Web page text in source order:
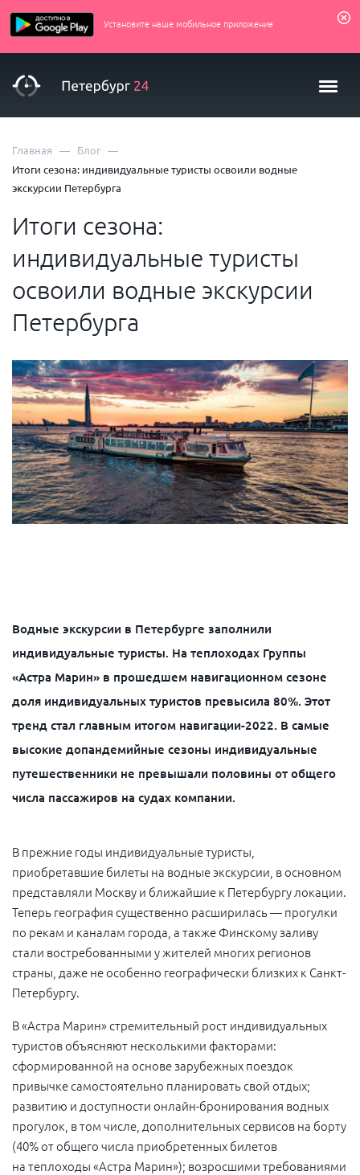
Установите наше мобильное приложение
Главная — Блог —
Итоги сезона: индивидуальные туристы освоили водные
экскурсии Петербурга
Итоги сезона:
индивидуальные туристы
освоили водные экскурсии
Петербурга
Водные экскурсии в Петербурге заполнили
индивидуальные туристы. На теплоходах Группы
«Астра Марин» в прошедшем навигационном сезоне
доля индивидуальных туристов превысила 80%. Этот
тренд стал главным итогом навигации-2022. В самые
высокие допандемийные сезоны индивидуальные
путешественники не превышали половины от общего
числа пассажиров на судах компании.
В прежние годы индивидуальные туристы,
приобретавшие билеты на водные экскурсии, в основном
представляли Москву и ближайшие к Петербургу локации.
Теперь география существенно расширилась — прогулки
по рекам и каналам города, а также Финскому заливу
стали востребованными у жителей многих регионов
страны, даже не особенно географически близких к Санкт-
Петербургу.
В «Астра Марин» стремительный рост индивидуальных
туристов объясняют несколькими факторами:
сформированной на основе зарубежных поездок
привычке самостоятельно планировать свой отдых;
развитию и доступности онлайн-бронирования водных
прогулок, в том числе, дополнительных сервисов на борту
(40% от общего числа приобретенных билетов
на теплоходы «Астра Марин»); возросшими требованиями